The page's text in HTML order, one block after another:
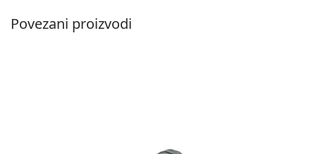
Povezani proizvodi